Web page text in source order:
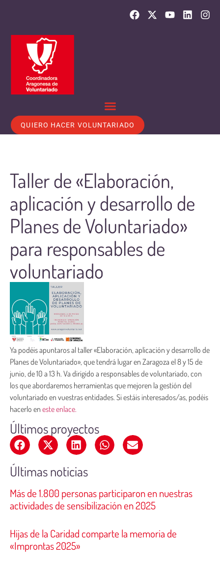
QUIERO HACER VOLUNTARIADO
Taller de «Elaboración,
aplicación y desarrollo de
Planes de Voluntariado»
para responsables de
voluntariado
Ya podéis apuntaros al taller «Elaboración, aplicación y desarrollo de
Planes de Voluntariado», que tendrá lugar en Zaragoza el 8 y 15 de
junio, de 10 a 13 h. Va dirigido a responsables de voluntariado, con
los que abordaremos herramientas que mejoren la gestión del
voluntariado en vuestras entidades. Si estáis interesados/as, podéis
hacerlo en este enlace.
Últimos proyectos
Últimas noticias
Más de 1.800 personas participaron en nuestras
actividades de sensibilización en 2025
Hijas de la Caridad comparte la memoria de
«Improntas 2025»